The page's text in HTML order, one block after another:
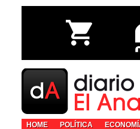
HOME POLÍTICA